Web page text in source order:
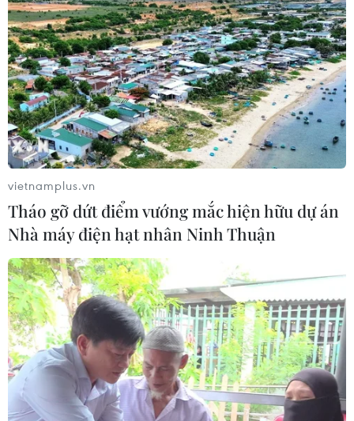
#Cảng hàng không quốc tế Gia Bình
#Dự án Cảng hàng không quốc tế Gia Bình
#Khởi công Cảng hàng không quốc tế Gia Bình
Ninh Bình
Theo dõi VietnamPlus
TIN LIÊN QUAN
vietnamplus.vn
Tháo gỡ dứt điểm vướng mắc hiện hữu dự án
Nhà máy điện hạt nhân Ninh Thuận